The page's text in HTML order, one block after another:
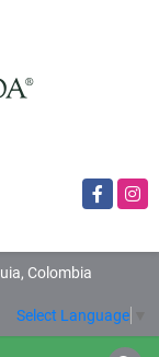
Facebook
Colombia
Select Language